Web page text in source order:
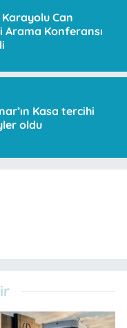
Karayolu Can
Arama Konferansı
Kasa tercihi
oldu